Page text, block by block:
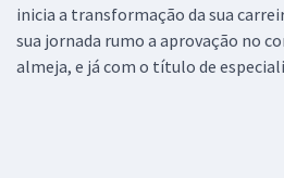
inicia a transformação da sua
sua jornada rumo a aprovação no
almeja, e já com o título de